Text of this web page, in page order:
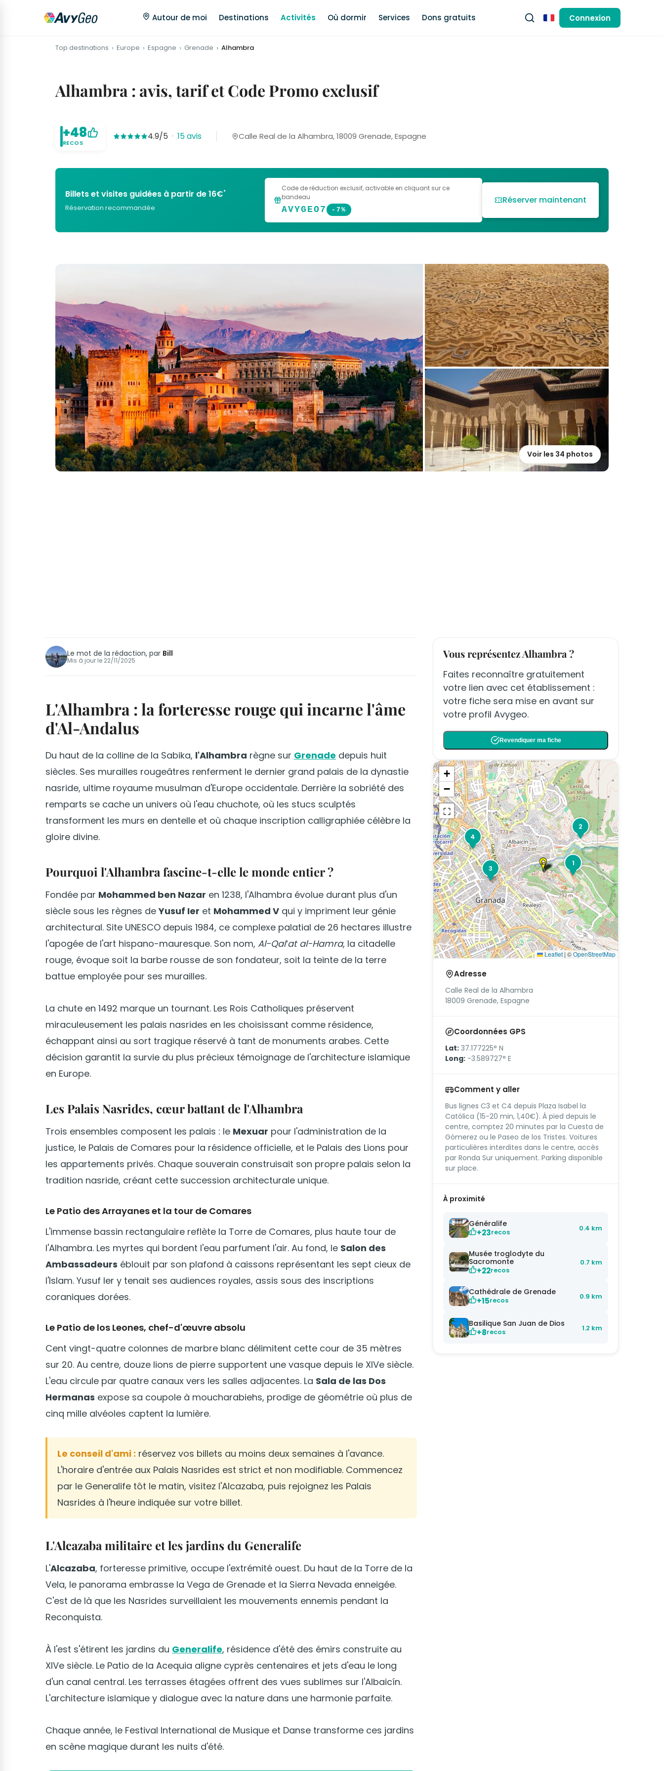
Autour de moi Destinations Activités Où dormir Services Dons gratuits FrançaisConnexion
Top destinations Europe Espagne Grenade Alhambra
Alhambra : avis, tarif et Code Promo exclusif
+48
RECOS
4.9/5 · 15 avis Calle Real de la Alhambra, 18009 Grenade, Espagne
Billets et visites guidées à partir de 16€*
Réservation recommandée
Code de réduction exclusif, activable en cliquant sur ce
bandeau
AVYGEO7 -7%
Réserver maintenant
Voir les 34 photos
Le mot de la rédaction, par Bill
Mis à jour le 22/11/2025
L'Alhambra : la forteresse rouge qui incarne l'âme
d'Al-Andalus
Du haut de la colline de la Sabika, l'Alhambra règne sur Grenade depuis huit
siècles. Ses murailles rougeâtres renferment le dernier grand palais de la dynastie
nasride, ultime royaume musulman d'Europe occidentale. Derrière la sobriété des
remparts se cache un univers où l'eau chuchote, où les stucs sculptés
transforment les murs en dentelle et où chaque inscription calligraphiée célèbre la
gloire divine.
Pourquoi l'Alhambra fascine-t-elle le monde entier ?
Fondée par Mohammed ben Nazar en 1238, l'Alhambra évolue durant plus d'un
siècle sous les règnes deYusuf Ier et Mohammed V qui y impriment leur génie
architectural. Site UNESCO depuis 1984, ce complexe palatial de 26 hectares illustre
l'apogée de l'art hispano-mauresque. Son nom, Al-Qalʻat al-Hamra, la citadelle
rouge, évoque soit la barbe rousse de son fondateur, soit la teinte de la terre
battue employée pour ses murailles.
La chute en 1492 marque un tournant. Les Rois Catholiques préservent
miraculeusement les palais nasrides en les choisissant comme résidence,
échappant ainsi au sort tragique réservé à tant de monuments arabes. Cette
décision garantit la survie du plus précieux témoignage de l'architecture islamique
en Europe.
Les Palais Nasrides, cœur battant de l'Alhambra
Trois ensembles composent les palais : le Mexuar pour l'administration de la
justice, le Palais de Comares pour la résidence officielle, et le Palais des Lions pour
les appartements privés. Chaque souverain construisait son propre palais selon la
tradition nasride, créant cette succession architecturale unique.
Le Patio des Arrayanes et la tour de Comares
L'immense bassin rectangulaire reflète la Torre de Comares, plus haute tour de
l'Alhambra. Les myrtes qui bordent l'eau parfument l'air. Au fond, le Salon des
Ambassadeurs éblouit par son plafond à caissons représentant les sept cieux de
l'Islam. Yusuf Ier y tenait ses audiences royales, assis sous des inscriptions
coraniques dorées.
Le Patio de los Leones, chef-d'œuvre absolu
Cent vingt-quatre colonnes de marbre blanc délimitent cette cour de 35 mètres
sur 20. Au centre, douze lions de pierre supportent une vasque depuis le XIVe siècle.
L'eau circule par quatre canaux vers les salles adjacentes. La Sala de las Dos
Hermanas expose sa coupole à moucharabiehs, prodige de géométrie où plus de
cinq mille alvéoles captent la lumière.
Le conseil d'ami : réservez vos billets au moins deux semaines à l'avance.
L'horaire d'entrée aux Palais Nasrides est strict et non modifiable. Commencez
par le Generalife tôt le matin, visitez l'Alcazaba, puis rejoignez les Palais
Nasrides à l'heure indiquée sur votre billet.
L'Alcazaba militaire et les jardins du Generalife
L'Alcazaba, forteresse primitive, occupe l'extrémité ouest. Du haut de la Torre de la
Vela, le panorama embrasse la Vega de Grenade et la Sierra Nevada enneigée.
C'est de là que les Nasrides surveillaient les mouvements ennemis pendant la
Reconquista.
À l'est s'étirent les jardins du Generalife, résidence d'été des émirs construite au
XIVe siècle. Le Patio de la Acequia aligne cyprès centenaires et jets d'eau le long
d'un canal central. Les terrasses étagées offrent des vues sublimes sur l'Albaicín.
L'architecture islamique y dialogue avec la nature dans une harmonie parfaite.
Chaque année, le Festival International de Musique et Danse transforme ces jardins
en scène magique durant les nuits d'été.
Vous représentez Alhambra ?
Faites reconnaître gratuitement
votre lien avec cet établissement :
votre fiche sera mise en avant sur
votre profil Avygeo.
Revendiquer ma fiche
1
2
3
4
+
−
⛶
Leaflet | ©OpenStreetMap
Adresse
Calle Real de la Alhambra
18009 Grenade, Espagne
Coordonnées GPS
Lat: 37.177225° N
Long: -3.589727° E
Comment y aller
Bus lignes C3 et C4 depuis Plaza Isabel la
Católica (15-20 min, 1,40€). À pied depuis le
centre, comptez 20 minutes par la Cuesta de
Gómerez ou le Paseo de los Tristes. Voitures
particulières interdites dans le centre, accès
par Ronda Sur uniquement. Parking disponible
sur place.
À proximité
Généralife
+23recos 0.4 km
Musée troglodyte du
Sacromonte
+22recos
0.7 km
Cathédrale de Grenade
+15recos 0.9 km
Basilique San Juan de Dios
+8recos 1.2 km